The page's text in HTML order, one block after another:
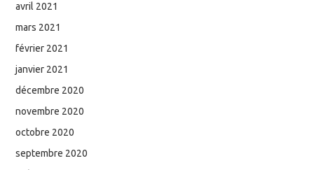
avril 2021
mars 2021
février 2021
janvier 2021
décembre 2020
novembre 2020
octobre 2020
septembre 2020